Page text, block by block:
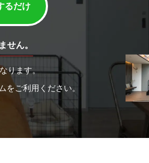
るだけ
せん。
ります。
をご利用ください。